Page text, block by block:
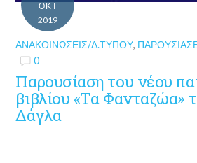
ΟΚΤ
2019
ΑΝΑΚΟΙΝΏΣΕΙΣ/Δ.ΤΎΠΟΥ,
0
Παρουσίαση του νέου
βιβλίου «Τα Φανταζώα»
Δάγλα